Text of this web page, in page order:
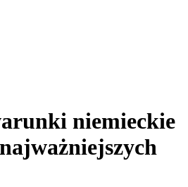
niemieckie